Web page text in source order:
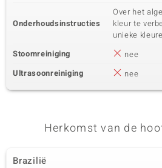
Onderhoudsinstructies
Over het
kleur te
unieke
Stoomreiniging
nee
Ultrasoonreiniging
nee
Herkomst van de
Brazilië